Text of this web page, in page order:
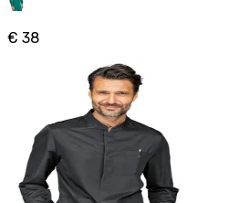
€ 38